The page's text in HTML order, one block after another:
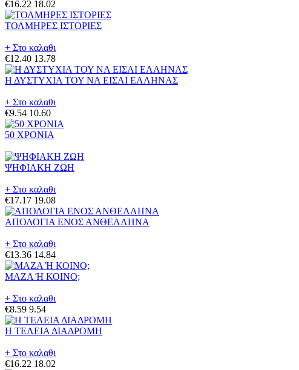
€16.22 18.02
ΤΟΛΜΗΡΕΣ ΙΣΤΟΡΙΕΣ
+ Στο καλαθι
€12.40 13.78
Η ΔΥΣΤΥΧΙΑ ΤΟΥ ΝΑ ΕΙΣΑΙ ΕΛΛΗΝΑΣ
+ Στο καλαθι
€9.54 10.60
50 ΧΡΟΝΙΑ
ΨΗΦΙΑΚΗ ΖΩΗ
+ Στο καλαθι
€17.17 19.08
ΑΠΟΛΟΓΙΑ ΕΝΟΣ ΑΝΘΕΛΛΗΝΑ
+ Στο καλαθι
€13.36 14.84
ΜΑΖΑ Ή ΚΟΙΝΟ;
+ Στο καλαθι
€8.59 9.54
Η ΤΕΛΕΙΑ ΔΙΑΔΡΟΜΗ
+ Στο καλαθι
€16.22 18.02